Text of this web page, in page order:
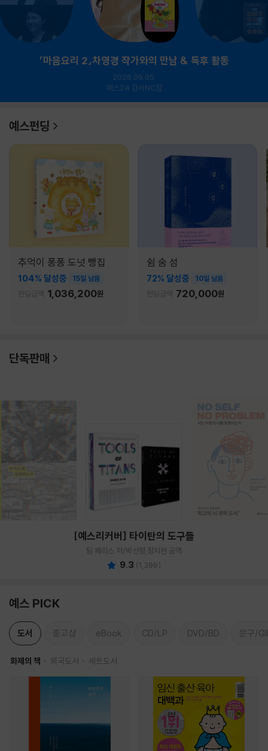
『마음요리 2』차영경 작가와의 만남 & 독후 활동
2026.09.05.
예스24 강서NC점
예스펀딩
추억이 퐁퐁 도넛 빵집
104% 달성중 15일 남음
펀딩금액 1,036,200원
쉼 숨 섬
72% 달성중 10일 남음
펀딩금액 720,000원
단독판매
[예스리커버] 타이탄의 도구들
팀 페리스 저/박선령,정지현 공역
9.3 (1,396)
예스 PICK
도서 중고샵 eBook CD/LP DVD/BD 문구/
화제의 책 외국도서 세트도서